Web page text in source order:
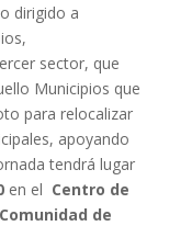
dirigido a
sector, que
Municipios que
para relocalizar
apoyando
tendrá lugar
en el Centro de
de